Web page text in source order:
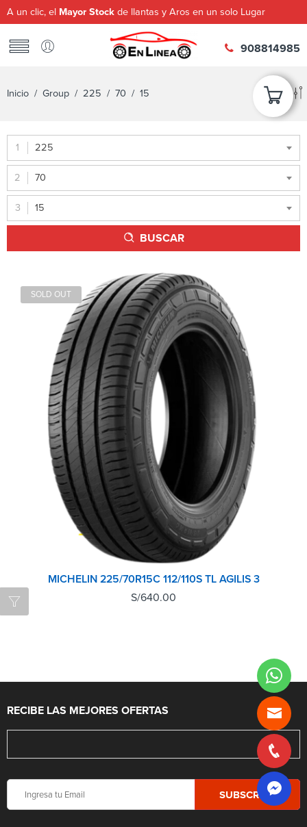
A un clic, el Mayor Stock de llantas y Aros en un solo Lugar
908814985
Inicio / Group / 225 / 70 / 15
225
70
15
BUSCAR
SOLD OUT
MICHELIN 225/70R15C 112/110S TL AGILIS 3
S/640.00
RECIBE LAS MEJORES OFERTAS